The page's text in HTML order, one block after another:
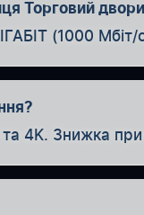
Торговий
(1000
4K. Знижка при